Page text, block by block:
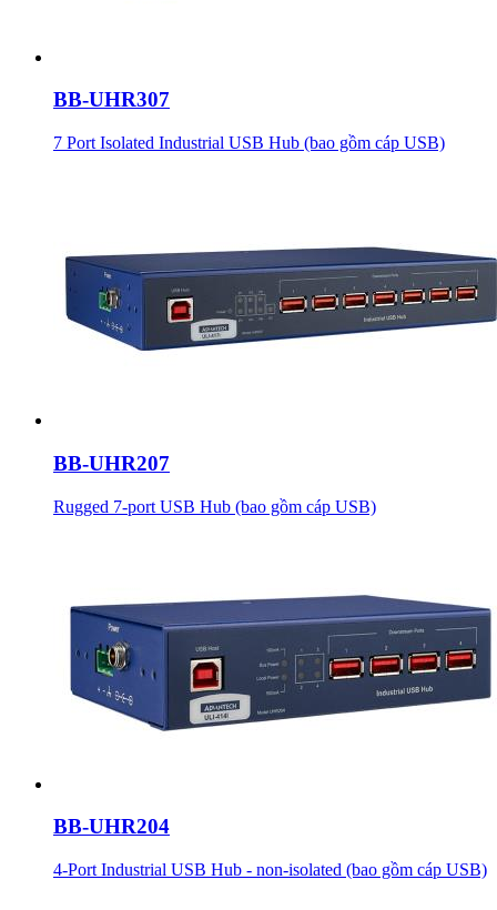
BB-UHR307
7 Port Isolated Industrial USB Hub (bao gồm cáp USB)
BB-UHR207
Rugged 7-port USB Hub (bao gồm cáp USB)
BB-UHR204
4-Port Industrial USB Hub - non-isolated (bao gồm cáp USB)